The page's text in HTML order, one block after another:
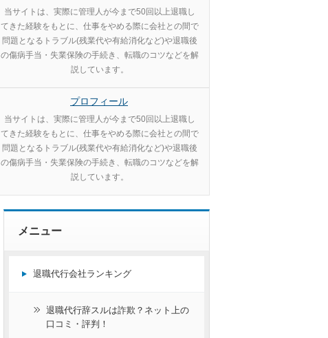
当サイトは、実際に管理人が今まで50回以上退職し
てきた経験をもとに、仕事をやめる際に会社との間で
問題となるトラブル(残業代や有給消化など)や退職後
の傷病手当・失業保険の手続き、転職のコツなどを解
説しています。
プロフィール
当サイトは、実際に管理人が今まで50回以上退職し
てきた経験をもとに、仕事をやめる際に会社との間で
問題となるトラブル(残業代や有給消化など)や退職後
の傷病手当・失業保険の手続き、転職のコツなどを解
説しています。
メニュー
退職代行会社ランキング
退職代行辞スルは詐欺？ネット上の
口コミ・評判！